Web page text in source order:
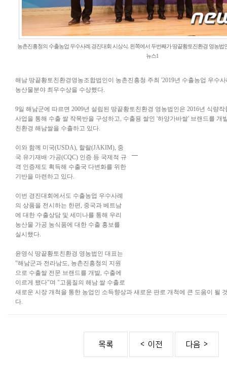
농촌진흥청의 수출농업 우수사례 경진대회 시상식. 왼쪽에서 두번째가 땅끝황토진환경 영농법
뉴스1
해남 땅끝황토친환경영농조합법인이 농촌진흥청 주최 '2019년 수출농업 우수
농산물분야 최우수상을 수상했다.
9일 해남군에 따르면 2009년 설립된 땅끝황토친환경 영농법인은 2016년 식량
사업을 통해 수출 쌀 작목반을 구성하고, 수출용 쌀인 '하양가바쌀' 브랜드를 개
친환경 해남쌀을 수출하고 있다.
이와 함께 미국(USDA), 할랄(JAKIM), 중
국 유기재배·가공(CQC) 인증 등 국제적 규
격 인증제도 획득해 수출국 다변화를 위한
기반을 마련하고 있다.
이번 경진대회에서도 수출농업 우수사례
의 상품을 전시하는 한편, 중국과 베트남
에 대한 수출상담 및 세미나를 통해 우리
농산물 가공 농식품에 대한 수출 홍보를
실시했다.
윤영식 땅끝황토친환경 영농법인 대표는
"해남군과 전라남도, 농촌진흥청의 지원
으로 수출쌀 전문 브랜드를 개발, 수출에
이르게 됐다"며 "고품질의 해남 쌀 수출로
새로운 시장 개척을 통한 농업인 소득향상과 새로운 판로 개척에 큰 도움이 될
다.